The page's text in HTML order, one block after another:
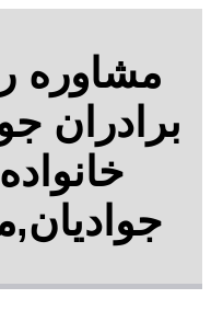
مشاوره
برادران